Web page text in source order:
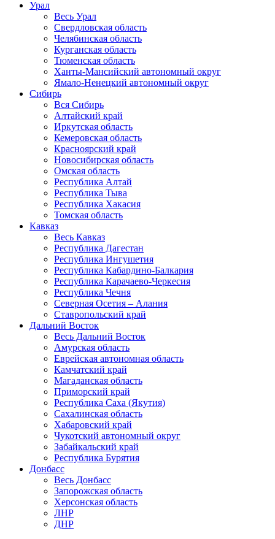
Урал
Весь Урал
Свердловская область
Челябинская область
Курганская область
Тюменская область
Ханты-Мансийский автономный округ
Ямало-Ненецкий автономный округ
Сибирь
Вся Сибирь
Алтайский край
Иркутская область
Кемеровская область
Красноярский край
Новосибирская область
Омская область
Республика Алтай
Республика Тыва
Республика Хакасия
Томская область
Кавказ
Весь Кавказ
Республика Дагестан
Республика Ингушетия
Республика Кабардино-Балкария
Республика Карачаево-Черкесия
Республика Чечня
Северная Осетия – Алания
Ставропольский край
Дальний Восток
Весь Дальний Восток
Амурская область
Еврейская автономная область
Камчатский край
Магаданская область
Приморский край
Республика Саха (Якутия)
Сахалинская область
Хабаровский край
Чукотский автономный округ
Забайкальский край
Республика Бурятия
Донбасс
Весь Донбасс
Запорожская область
Херсонская область
ЛНР
ДНР